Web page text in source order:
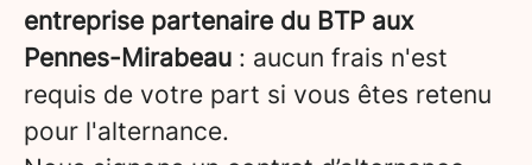
entreprise partenaire du BTP aux
Pennes-Mirabeau : aucun frais n'est
requis de votre part si vous êtes retenu
pour l'alternance.